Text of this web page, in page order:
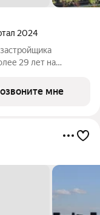
2024
29 лет на
в
от
мне